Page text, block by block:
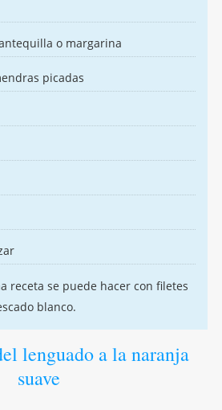
o margarina
picadas
receta se puede hacer con filetes
blanco.
lenguado a la naranja
suave